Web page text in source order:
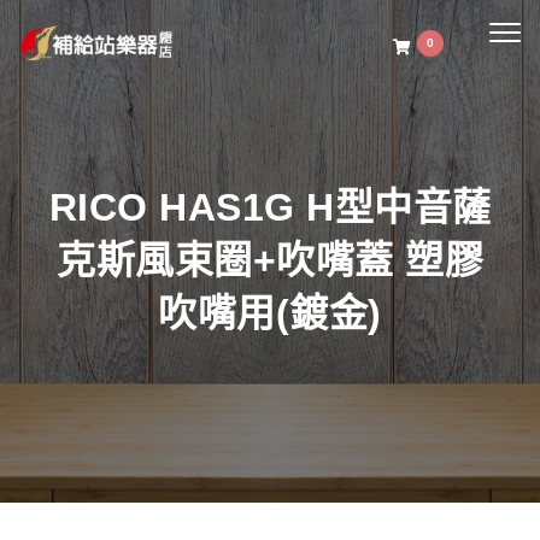
0
RICO HAS1G H型中音薩
克斯風束圈+吹嘴蓋 塑膠
吹嘴用(鍍金)